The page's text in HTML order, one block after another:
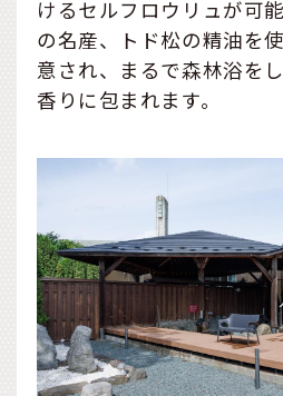
けるセルフロウリュが可
の名産、トド松の精油を
意され、まるで森林浴を
香りに包まれます。